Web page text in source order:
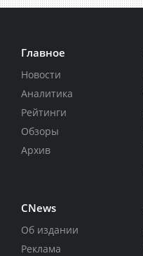
Главное
Новости
Аналитика
Рейтинги
Обзоры
Архив
CNews
Об издании
Реклама